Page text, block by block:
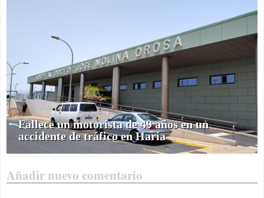
Fallece un motorista de 49 años en un
accidente de tráfico en Haría
Añadir nuevo comentario